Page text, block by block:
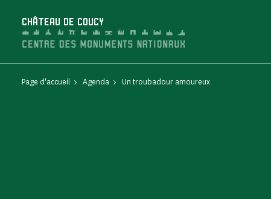
CHÂTEAU DE COUCY
Page d'accueil Agenda Un troubadour amoureux